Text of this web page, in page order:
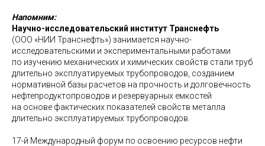
Напомним:
Научно-исследовательский институт Транснефть
(ООО «НИИ Транснефть») занимается научно-
исследовательскими и экспериментальными работами
по изучению механических и химических свойств стали труб
длительно эксплуатируемых трубопроводов, созданием
нормативной базы расчетов на прочность и долговечность
нефтепродуктопроводов и резервуарных емкостей
на основе фактических показателей свойств металла
длительно эксплуатируемых трубопроводов.
17-й Международный форум по освоению ресурсов нефти